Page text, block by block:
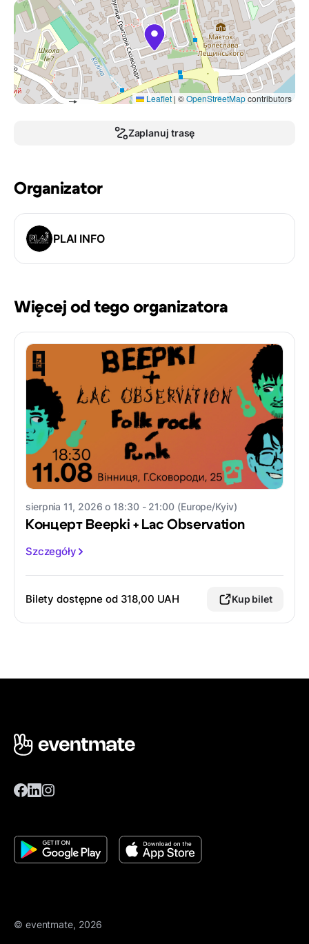
Leaflet | ©OpenStreetMapcontributors
Zaplanuj trasę
Organizator
PLAI INFO
Więcej od tego organizatora
sierpnia 11, 2026 o 18:30 - 21:00 (Europe/Kyiv)
Концерт Beepki + Lac Observation
Szczegóły
Bilety dostępne od 318,00 UAH Kup bilet
© eventmate, 2026